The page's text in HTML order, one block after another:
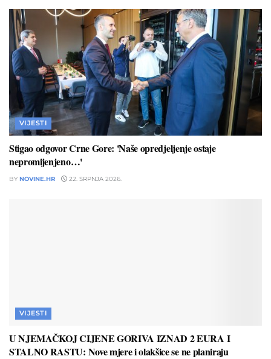
VIJESTI
Stigao odgovor Crne Gore: 'Naše opredjeljenje ostaje
nepromijenjeno…'
BY NOVINE.HR 22. SRPNJA 2026.
VIJESTI
U NJEMAČKOJ CIJENE GORIVA IZNAD 2 EURA I
STALNO RASTU: Nove mjere i olakšice se ne planiraju